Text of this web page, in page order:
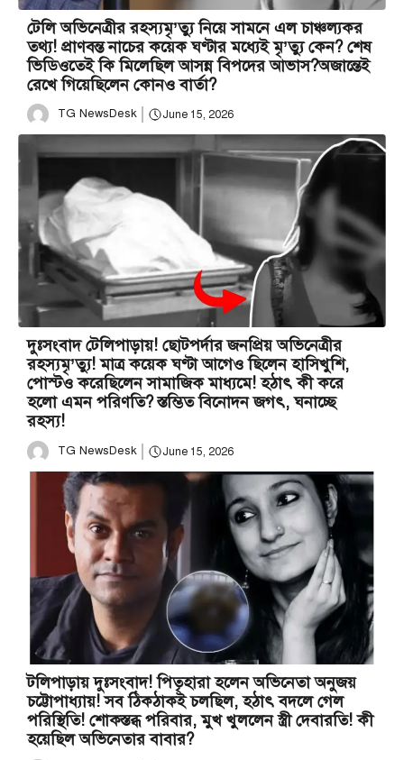
টেলি অভিনেত্রীর রহস্যমৃ’ত্যু নিয়ে সামনে এল চাঞ্চল্যকর
তথ্য! প্রাণবন্ত নাচের কয়েক ঘণ্টার মধ্যেই মৃ’ত্যু কেন? শেষ
ভিডিওতেই কি মিলেছিল আসন্ন বিপদের আভাস?অজান্তেই
রেখে গিয়েছিলেন কোনও বার্তা?
TG NewsDesk June 15, 2026
দুঃসংবাদ টেলিপাড়ায়! ছোটপর্দার জনপ্রিয় অভিনেত্রীর
রহস্যমৃ’ত্যু! মাত্র কয়েক ঘণ্টা আগেও ছিলেন হাসিখুশি,
পোস্টও করেছিলেন সামাজিক মাধ্যমে! হঠাৎ কী করে
হলো এমন পরিণতি? স্তম্ভিত বিনোদন জগৎ, ঘনাচ্ছে
রহস্য!
TG NewsDesk June 15, 2026
টলিপাড়ায় দুঃসংবাদ! পিতৃহারা হলেন অভিনেতা অনুজয়
চট্টোপাধ্যায়! সব ঠিকঠাকই চলছিল, হঠাৎ বদলে গেল
পরিস্থিতি! শোকস্তব্ধ পরিবার, মুখ খুললেন স্ত্রী দেবারতি! কী
হয়েছিল অভিনেতার বাবার?